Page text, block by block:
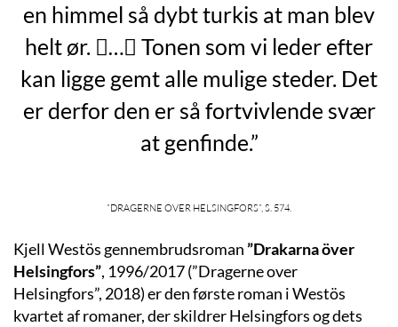
en himmel så dybt turkis at man blev
helt ør. … Tonen som vi leder efter
kan ligge gemt alle mulige steder. Det
er derfor den er så fortvivlende svær
at genfinde.”
”Dragerne over Helsingfors”, s. 574.
Kjell Westös gennembrudsroman”Drakarna över
Helsingfors”, 1996/2017(”Dragerne over
Helsingfors”, 2018) er den første roman iWestös
kvartet af romaner, der skildrer Helsingforsog dets